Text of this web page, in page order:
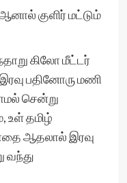
குளிர் மட்டும்
கிலோ மீட்டர்
பதினோரு மணி
சென்று
தமிழ்
ஆதலால் இரவு
வந்து